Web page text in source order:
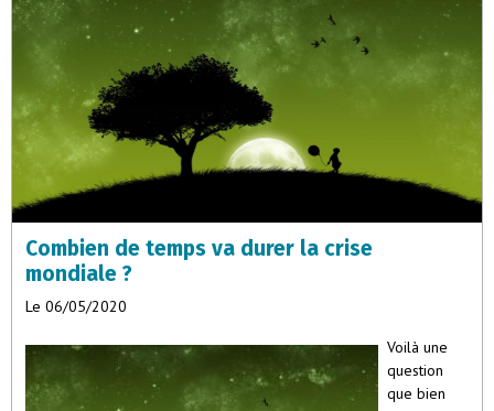
Combien de temps va durer la crise
mondiale ?
Le 06/05/2020
Voilà une
question
que bien